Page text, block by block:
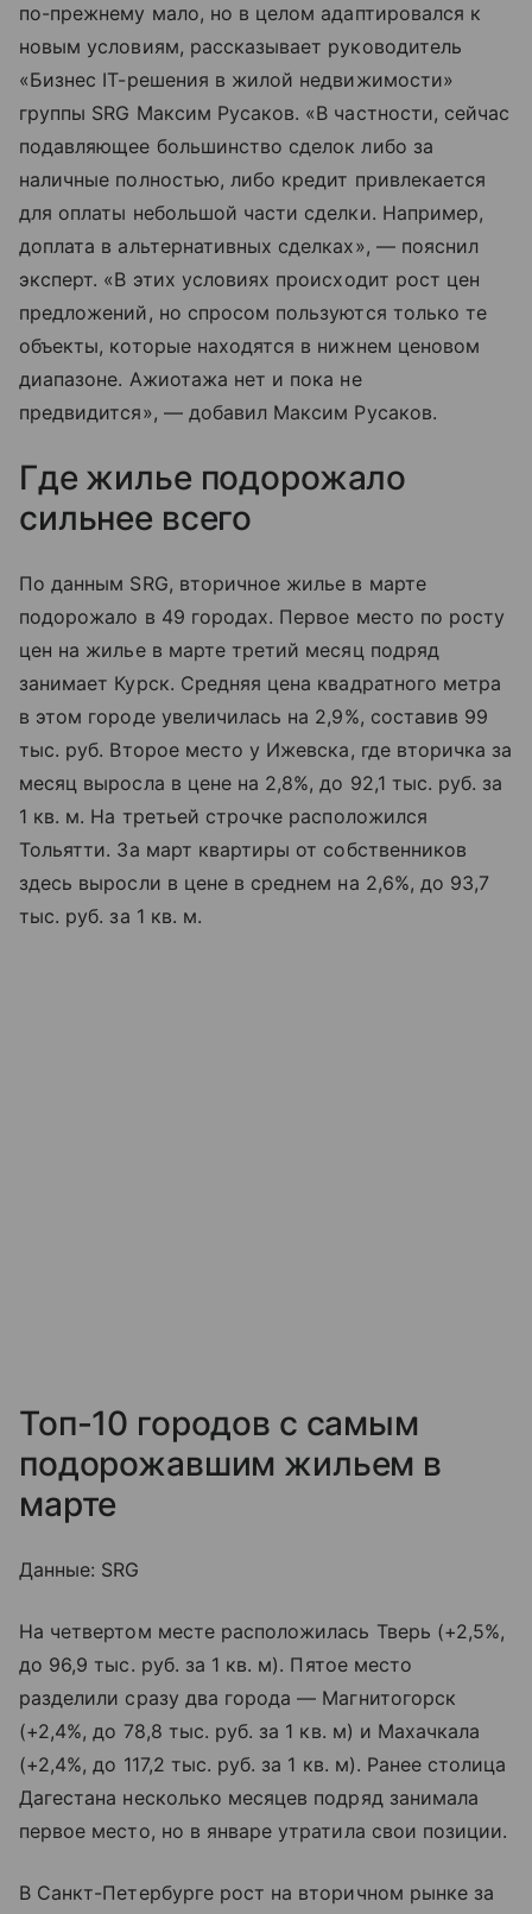
по-прежнему мало, но в целом адаптировался к
новым условиям, рассказывает руководитель
«Бизнес IT-решения в жилой недвижимости»
группы SRG Максим Русаков. «В частности, сейчас
подавляющее большинство сделок либо за
наличные полностью, либо кредит привлекается
для оплаты небольшой части сделки. Например,
доплата в альтернативных сделках», — пояснил
эксперт. «В этих условиях происходит рост цен
предложений, но спросом пользуются только те
объекты, которые находятся в нижнем ценовом
диапазоне. Ажиотажа нет и пока не
предвидится», — добавил Максим Русаков.
Где жилье подорожало
сильнее всего
По данным SRG, вторичное жилье в марте
подорожало в 49 городах. Первое место по росту
цен на жилье в марте третий месяц подряд
занимает Курск. Средняя цена квадратного метра
в этом городе увеличилась на 2,9%, составив 99
тыс. руб. Второе место у Ижевска, где вторичка за
месяц выросла в цене на 2,8%, до 92,1 тыс. руб. за
1 кв. м. На третьей строчке расположился
Тольятти. За март квартиры от собственников
здесь выросли в цене в среднем на 2,6%, до 93,7
тыс. руб. за 1 кв. м.
Топ-10 городов с самым
подорожавшим жильем в
марте
Данные: SRG
На четвертом месте расположилась Тверь (+2,5%,
до 96,9 тыс. руб. за 1 кв. м). Пятое место
разделили сразу два города — Магнитогорск
(+2,4%, до 78,8 тыс. руб. за 1 кв. м) и Махачкала
(+2,4%, до 117,2 тыс. руб. за 1 кв. м). Ранее столица
Дагестана несколько месяцев подряд занимала
первое место, но в январе утратила свои позиции.
В Санкт-Петербурге рост на вторичном рынке за